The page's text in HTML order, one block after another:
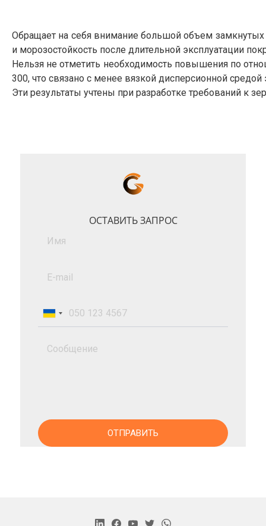
Обращает на себя внимание большой объем замкнутых
и морозостойкость после длительной эксплуатации
Нельзя не отметить необходимость повышения по
300, что связано с менее вязкой дисперсионной
Эти результаты учтены при разработке требований к
ОСТАВИТЬ ЗАПРОС